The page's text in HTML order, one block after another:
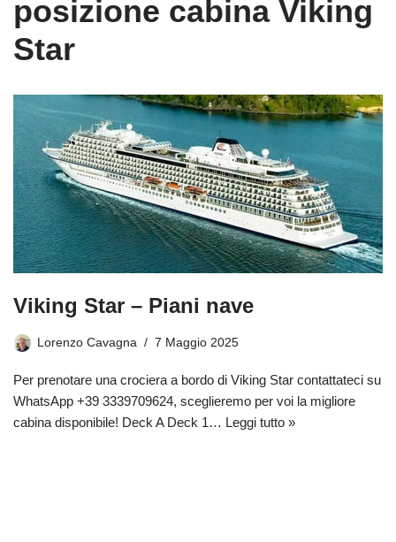
posizione cabina Viking
Star
Viking Star – Piani nave
Lorenzo Cavagna 7 Maggio 2025
Per prenotare una crociera a bordo di Viking Star contattateci su
WhatsApp +39 3339709624, sceglieremo per voi la migliore
cabina disponibile! Deck A Deck 1… Leggi tutto »